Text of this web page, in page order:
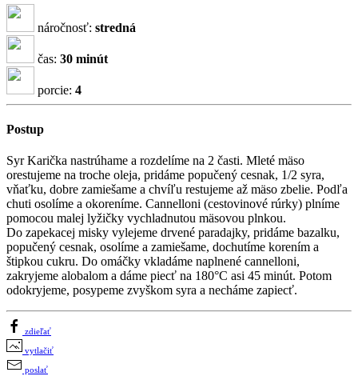
náročnosť: stredná
čas: 30 minút
porcie: 4
Postup
Syr Karička nastrúhame a rozdelíme na 2 časti. Mleté mäso
orestujeme na troche oleja, pridáme popučený cesnak, 1/2 syra,
vňaťku, dobre zamiešame a chvíľu restujeme až mäso zbelie. Podľa
chuti osolíme a okoreníme. Cannelloni (cestovinové rúrky) plníme
pomocou malej lyžičky vychladnutou mäsovou plnkou.
Do zapekacej misky vylejeme drvené paradajky, pridáme bazalku,
popučený cesnak, osolíme a zamiešame, dochutíme korením a
štipkou cukru. Do omáčky vkladáme naplnené cannelloni,
zakryjeme alobalom a dáme piecť na 180°C asi 45 minút. Potom
odokryjeme, posypeme zvyškom syra a necháme zapiecť.
zdieľať
vytlačiť
poslať